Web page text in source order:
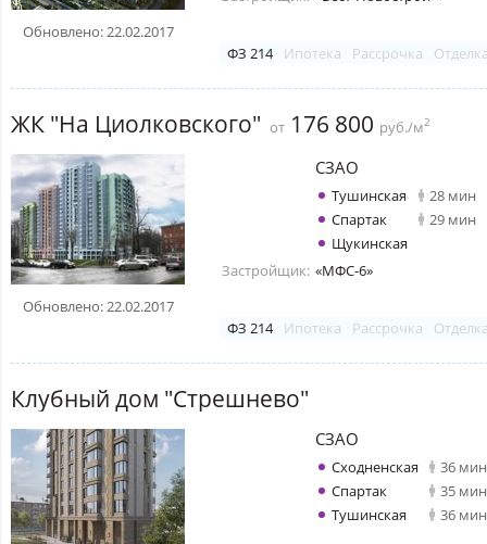
Обновлено: 22.02.2017
ФЗ 214 Ипотека Рассрочка
ЖК "На Циолковского" от 176 800 руб./м2
Обновлено: 22.02.2017
СЗАО
Тушинская
28 мин
Спартак
29 мин
Щукинская
Застройщик: «МФС-6»
ФЗ 214 Ипотека Рассрочка
Клубный дом "Стрешнево"
СЗАО
Сходненская
36 мин
Спартак
35 мин
Тушинская
36 мин